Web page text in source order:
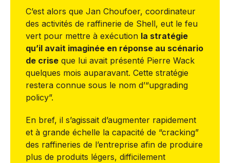
C’est alors que Jan Choufoer, coordinateur
des activités de raffinerie de Shell, eut le feu
vert pour mettre à exécution la stratégie
qu’il avait imaginée en réponse au scénario
de crise que lui avait présenté Pierre Wack
quelques mois auparavant. Cette stratégie
restera connue sous le nom d’“upgrading
policy”.
En bref, il s’agissait d’augmenter rapidement
et à grande échelle la capacité de “cracking”
des raffineries de l’entreprise afin de produire
plus de produits légers, difficilement